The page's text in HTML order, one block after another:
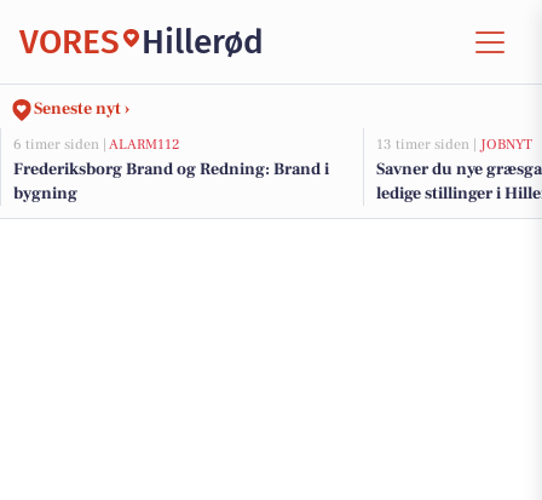
VORES Hillerød
Seneste nyt ›
6 timer siden | ALARM112
Frederiksborg Brand og Redning: Brand i
bygning
13 timer siden | JOBNYT
Savner du nye
ledige stillinger i